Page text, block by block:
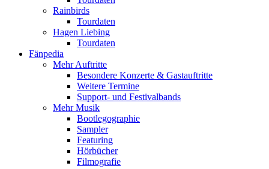
Rainbirds
Tourdaten
Hagen Liebing
Tourdaten
Fänpedia
Mehr Auftritte
Besondere Konzerte & Gastauftritte
Weitere Termine
Support- und Festivalbands
Mehr Musik
Bootlegographie
Sampler
Featuring
Hörbücher
Filmografie